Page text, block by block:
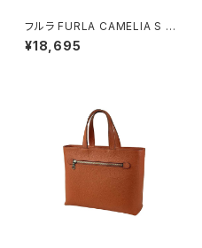
フルラ FURLA CAMELIA S C
OMPACT WALLETS 二つ折り
財布 wp00315-are000-435
¥18,695